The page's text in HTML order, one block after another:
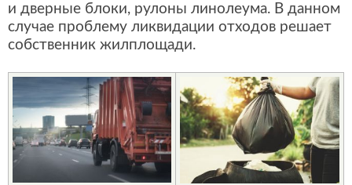
и дверные блоки, рулоны линолеума. В данном
случае проблему ликвидации отходов решает
собственник жилплощади.